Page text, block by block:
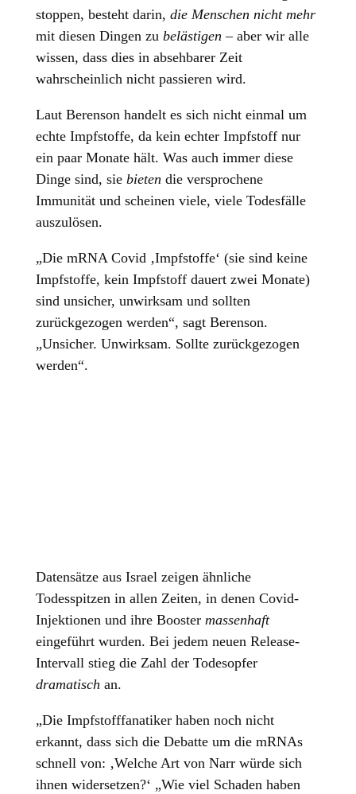
stoppen, besteht darin,die Menschen nicht mehr
mit diesen Dingen zubelästigen– aber wir alle
wissen, dass dies in absehbarer Zeit
wahrscheinlich nicht passieren wird.
Laut Berenson handelt es sich nicht einmal um
echte Impfstoffe, da kein echter Impfstoff nur
ein paar Monate hält. Was auch immer diese
Dinge sind, siebietendie versprochene
Immunität und scheinen viele, viele Todesfälle
auszulösen.
„Die mRNA Covid ‚Impfstoffe‘ (sie sind keine
Impfstoffe, kein Impfstoff dauert zwei Monate)
sind unsicher, unwirksam und sollten
zurückgezogen werden“, sagt Berenson.
„Unsicher. Unwirksam. Sollte zurückgezogen
werden“.
Datensätze aus Israel zeigen ähnliche
Todesspitzen in allen Zeiten, in denen Covid-
Injektionen und ihre Boostermassenhaft
eingeführt wurden. Bei jedem neuen Release-
Intervall stieg die Zahl der Todesopfer
dramatischan.
„Die Impfstofffanatiker haben noch nicht
erkannt, dass sich die Debatte um die mRNAs
schnell von: ‚Welche Art von Narr würde sich
ihnen widersetzen?‘ „Wie viel Schaden haben